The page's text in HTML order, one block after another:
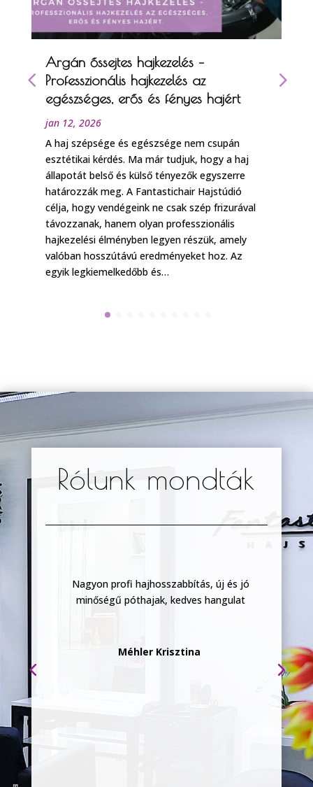
Argán őssejtes hajkezelés –
Professzionális hajkezelés az
egészséges, erős és fényes hajért
jan 12, 2026
A haj szépsége és egészsége nem csupán
esztétikai kérdés. Ma már tudjuk, hogy a haj
állapotát belső és külső tényezők egyszerre
határozzák meg. A Fantastichair Hajstúdió
célja, hogy vendégeink ne csak szép frizurával
távozzanak, hanem olyan professzionális
hajkezelési élményben legyen részük, amely
valóban hosszútávú eredményeket hoz. Az
egyik legkiemelkedőbb és…
Rólunk mondták
Nagyon profi hajhosszabbítás, új és jó
minőségű póthajak, kedves hangulat
Méhler Krisztina